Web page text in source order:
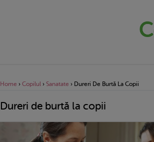
Home › Copilul › Sanatate › Dureri De Burtă La Copii
Dureri de burtă la copii